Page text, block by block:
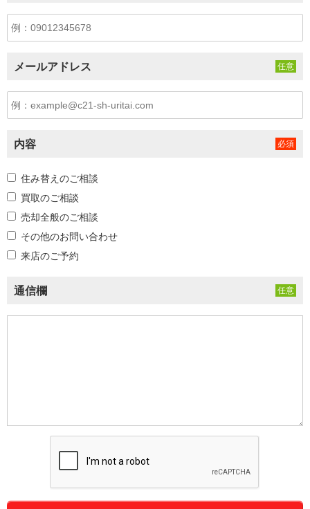
メールアドレス
内容
住み替えのご相談
買取のご相談
売却全般のご相談
その他のお問い合わせ
来店のご予約
通信欄